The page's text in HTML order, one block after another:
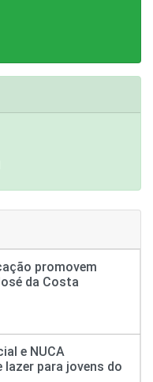
promovem
da Costa
e NUCA
para jovens do